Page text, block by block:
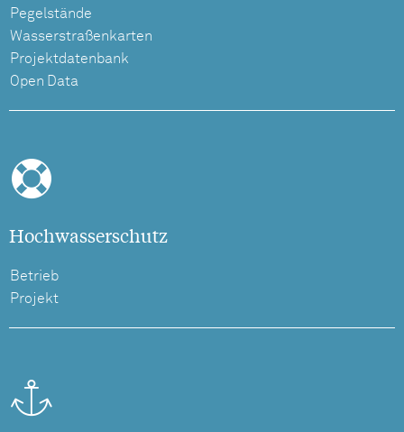
Pegelstände
Wasserstraßenkarten
Projektdatenbank
Open Data
Hochwasserschutz
Betrieb
Projekt